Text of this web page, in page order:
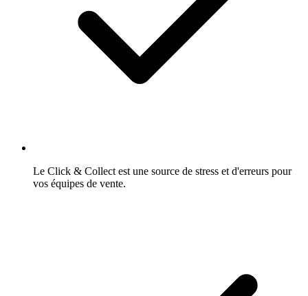
Le Click & Collect est une source de stress et d'erreurs pour
vos équipes de vente.